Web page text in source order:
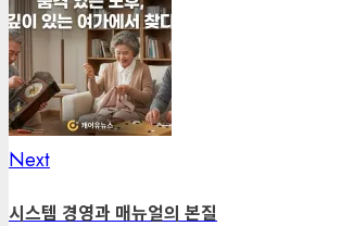
NextNext
시스템 경영과 매뉴얼의 본질